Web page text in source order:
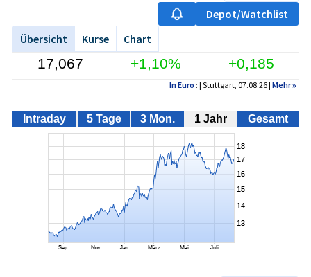
Depot/Watchlist
Übersicht
Kurse Chart
17,067 +1,10% +0,185
In Euro : | Stuttgart, 07.08.26 | Mehr»
Intraday 5 Tage 3 Mon. 1 Jahr Gesamt